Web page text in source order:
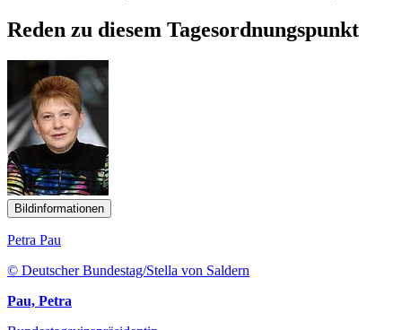
Reden zu diesem Tagesordnungspunkt
Bildinformationen
Petra Pau
© Deutscher Bundestag/Stella von Saldern
Pau, Petra